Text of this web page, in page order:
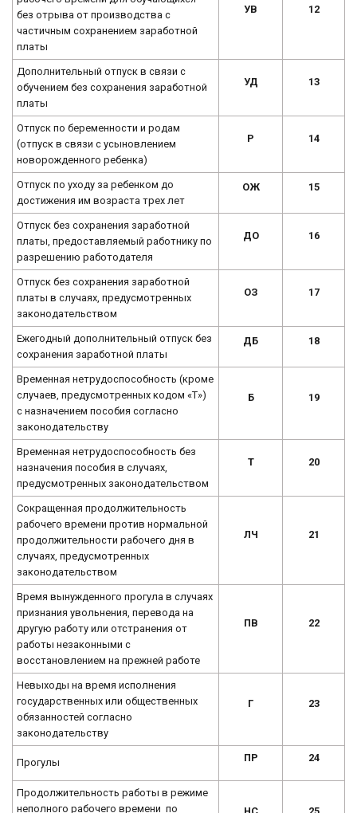
без отрыва от производства с
частичным сохранением заработной
платы
УВ 12
Дополнительный отпуск в связи с
обучением без сохранения заработной
платы
УД 13
Отпуск по беременности и родам
(отпуск в связи с усыновлением
новорожденного ребенка)
Р 14
Отпуск по уходу за ребенком до
достижения им возраста трех лет
ОЖ 15
Отпуск без сохранения заработной
платы, предоставляемый работнику по
разрешению работодателя
ДО 16
Отпуск без сохранения заработной
платы в случаях, предусмотренных
законодательством
ОЗ 17
Ежегодный дополнительный отпуск без
сохранения заработной платы
ДБ 18
Временная нетрудоспособность (кроме
случаев, предусмотренных кодом «Т»)
с назначением пособия согласно
законодательству
Б 19
Временная нетрудоспособность без
назначения пособия в случаях,
предусмотренных законодательством
Т 20
Сокращенная продолжительность
рабочего времени против нормальной
продолжительности рабочего дня в
случаях, предусмотренных
законодательством
ЛЧ 21
Время вынужденного прогула в случаях
признания увольнения, перевода на
другую работу или отстранения от
работы незаконными с
восстановлением на прежней работе
ПВ 22
Невыходы на время исполнения
государственных или общественных
обязанностей согласно
законодательству
Г 23
Прогулы ПР 24
Продолжительность работы в режиме
неполного рабочего времени по